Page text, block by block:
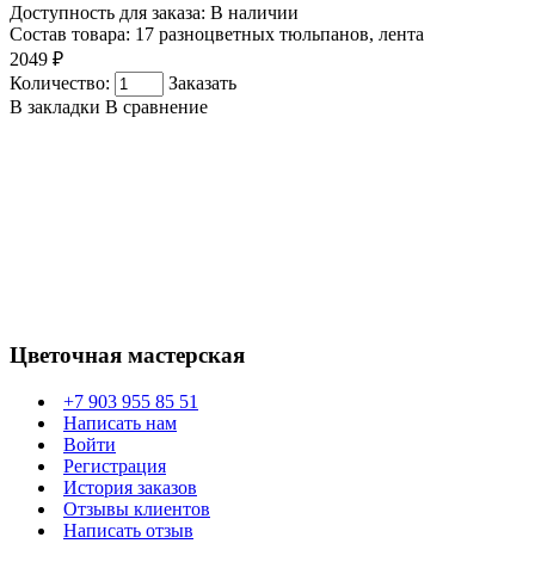
Доступность для заказа: В наличии
Состав товара: 17 разноцветных тюльпанов, лента
2049 ₽
Количество:
Заказать
В закладки В сравнение
Цветочная мастерская
+7 903 955 85 51
Написать нам
Войти
Регистрация
История заказов
Отзывы клиентов
Написать отзыв